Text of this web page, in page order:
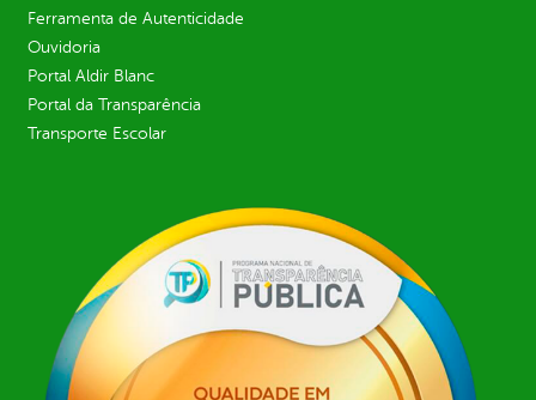
Ferramenta de Autenticidade
Ouvidoria
Portal Aldir Blanc
Portal da Transparência
Transporte Escolar